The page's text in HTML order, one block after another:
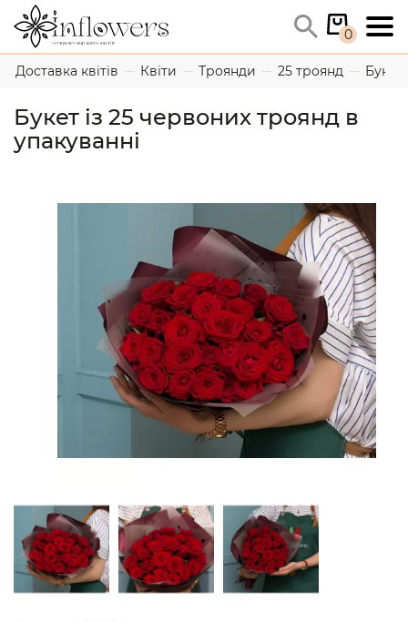
0
Доставка квітів Квіти Троянди 25 троянд Букет
Букет із 25 червоних троянд в
упакуванні